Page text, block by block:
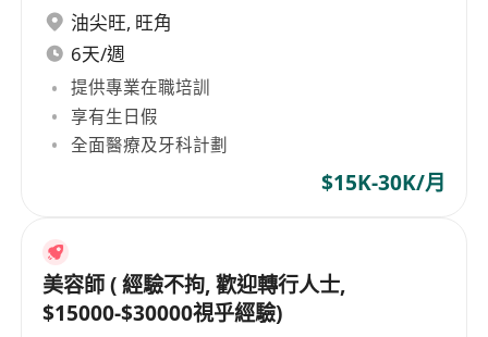
油尖旺, 旺角
6天/週
提供專業在職培訓
享有生日假
全面醫療及牙科計劃
$15K-30K/月
美容師 ( 經驗不拘, 歡迎轉行人士,
$15000-$30000視乎經驗)